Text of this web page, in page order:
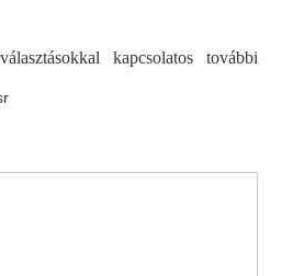
kapcsolatos további